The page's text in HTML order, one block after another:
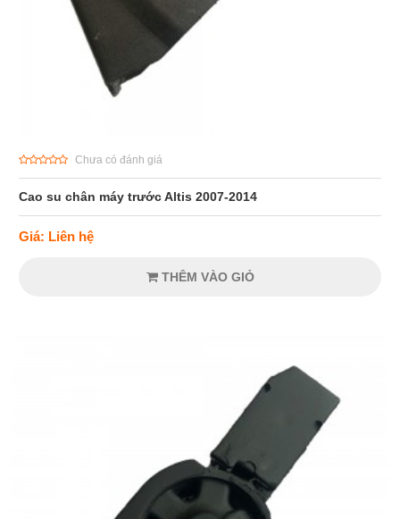
Chưa có đánh giá
Cao su chân máy trước Altis 2007-2014
Giá: Liên hệ
THÊM VÀO GIỎ